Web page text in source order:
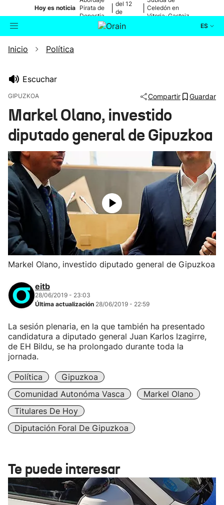
Hoy es noticia Pirata de
Donostia
del 12
de
Celedón en
Vitoria-Gasteiz
ES
Buscador
Ikusmiran
Inicio Política
Escuchar
GIPUZKOA Compartir Guardar
Markel Olano, investido
diputado general de Gipuzkoa
Markel Olano, investido diputado general de Gipuzkoa
eitb
28/06/2019 - 23:03
Última actualización 28/06/2019 - 22:59
La sesión plenaria, en la que también ha presentado
candidatura a diputado general Juan Karlos Izagirre,
de EH Bildu, se ha prolongado durante toda la
jornada.
Política
Gipuzkoa
Comunidad Autonóma Vasca
Markel Olano
Titulares De Hoy
Diputación Foral De Gipuzkoa
Te puede interesar